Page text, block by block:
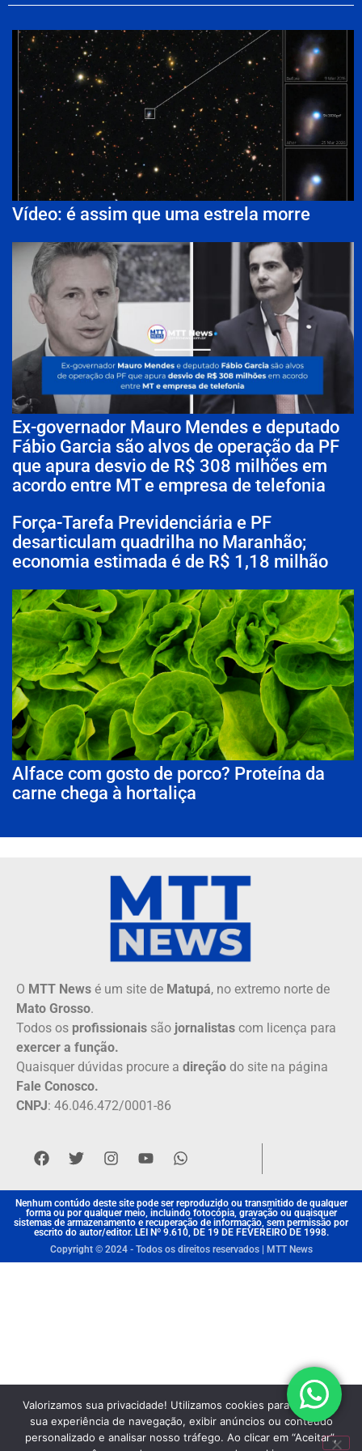
Vídeo: é assim que uma estrela morre
Ex-governador Mauro Mendes e deputado
Fábio Garcia são alvos de operação da PF
que apura desvio de R$ 308 milhões em
acordo entre MT e empresa de telefonia
Força-Tarefa Previdenciária e PF
desarticulam quadrilha no Maranhão;
economia estimada é de R$ 1,18 milhão
Alface com gosto de porco? Proteína da
carne chega à hortaliça
O MTT News é um site de Matupá, no extremo norte de
Mato Grosso.
Todos os profissionais são jornalistas com licença para
exercer a função.
Quaisquer dúvidas procure a direção do site na página
Fale Conosco.
CNPJ: 46.046.472/0001-86
Nenhum contúdo deste site pode ser reproduzido ou transmitido de qualquer
forma ou por qualquer meio, incluindo fotocópia, gravação ou quaisquer
sistemas de armazenamento e recuperação de informação, sem permissão por
escrito do autor/editor. LEI Nº 9.610, DE 19 DE FEVEREIRO DE 1998.
Copyright © 2024 - Todos os direitos reservados | MTT News
Valorizamos sua privacidade! Utilizamos cookies para aprimorar
sua experiência de navegação, exibir anúncios ou conteúdo
personalizado e analisar nosso tráfego. Ao clicar em “Aceitar”,